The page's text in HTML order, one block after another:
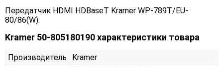
Передатчик HDMI HDBaseT Kramer WP-789T/EU-
80/86(W).
Kramer 50-805180190 характеристики товара
Производитель
Kramer